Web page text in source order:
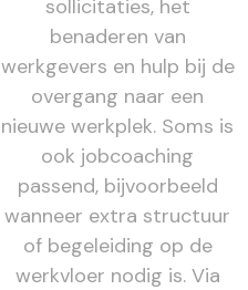
sollicitaties, het
benaderen van
werkgevers en hulp bij de
overgang naar een
nieuwe werkplek. Soms is
ook jobcoaching
passend, bijvoorbeeld
wanneer extra structuur
of begeleiding op de
werkvloer nodig is. Via